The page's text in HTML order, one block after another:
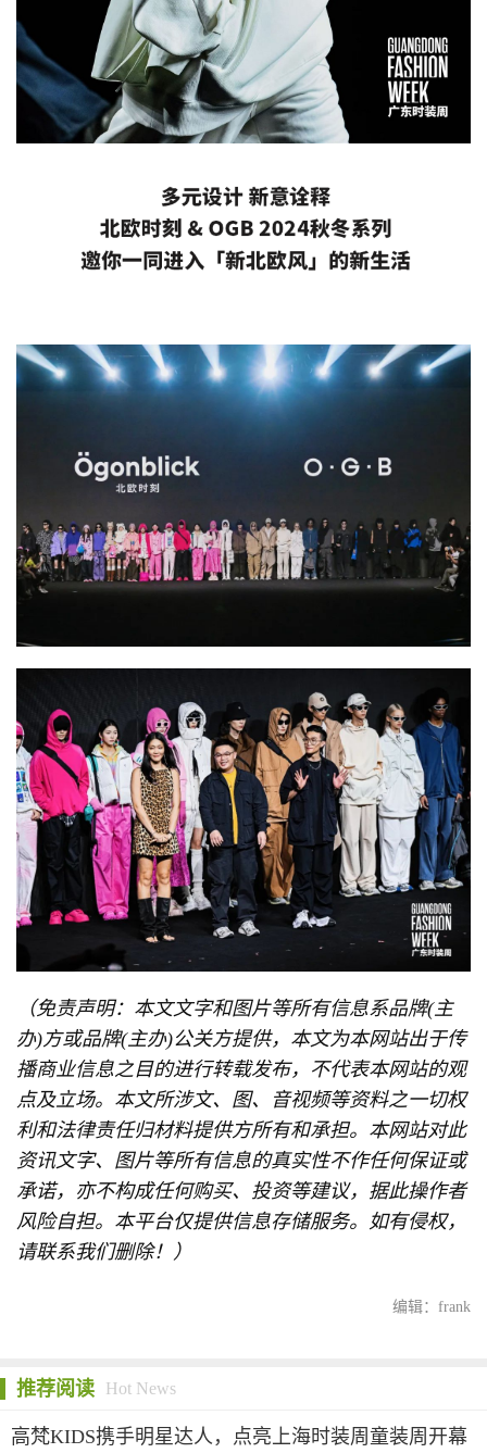
（免责声明：本文文字和图片等所有信息系品牌(主
办)方或品牌(主办)公关方提供，本文为本网站出于传
播商业信息之目的进行转载发布，不代表本网站的观
点及立场。本文所涉文、图、音视频等资料之一切权
利和法律责任归材料提供方所有和承担。本网站对此
资讯文字、图片等所有信息的真实性不作任何保证或
承诺，亦不构成任何购买、投资等建议，据此操作者
风险自担。本平台仅提供信息存储服务。如有侵权，
请联系我们删除！）
编辑：frank
推荐阅读 Hot News
高梵KIDS携手明星达人，点亮上海时装周童装周开幕